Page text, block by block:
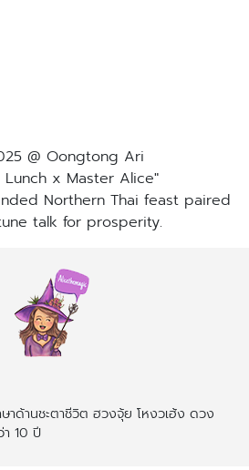
@ Oongtong Ari
Lunch x Master Alice"
Northern Thai feast paired
talk for prosperity.
าด้านชะตาชีวิต ฮวงจุ้ย โหงวเฮ้ง ดวง
า 10 ปี